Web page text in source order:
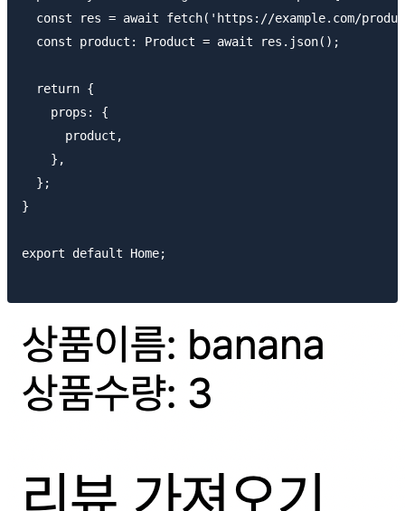
const res = await fetch('https://example.com/
  const product: Product = await res.json();
  return {
    props: {
      product,
    },
  };
}
export default Home;